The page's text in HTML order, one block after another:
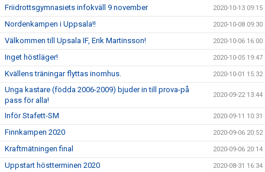
Friidrottsgymnasiets infokväll 9 november 2020-10-13 09:15
Nordenkampen i Uppsala!! 2020-10-08 09:30
Välkommen till Upsala IF, Erik Martinsson! 2020-10-06 16:00
Inget höstläger! 2020-10-05 19:47
Kvällens träningar flyttas inomhus. 2020-10-01 15:32
Unga kastare (födda 2006-2009) bjuder in till prova-på
pass för alla!
2020-09-22 13:44
Inför Stafett-SM 2020-09-11 10:31
Finnkampen 2020 2020-09-06 20:52
Kraftmätningen final 2020-09-06 20:14
Uppstart höstterminen 2020 2020-08-31 16:34